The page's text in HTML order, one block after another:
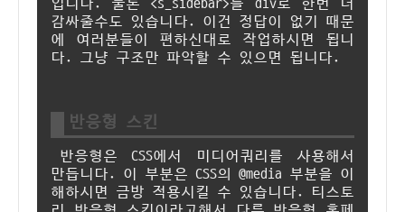
입니다. 물론 <s_sidebar>를 div로 한번 더
감싸줄수도 있습니다. 이건 정답이 없기 때문
에 여러분들이 편하신대로 작업하시면 됩니
다. 그냥 구조만 파악할 수 있으면 됩니다.
반응형 스킨
반응형은 CSS에서 미디어쿼리를 사용해서
만듭니다. 이 부분은 CSS의 @media 부분을 이
해하시면 금방 적용시킬 수 있습니다. 티스토